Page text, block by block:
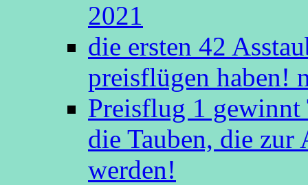
2021
die ersten 42
preisflügen haben!
Preisflug 1 gewinnt
die Tauben, die zur
werden!